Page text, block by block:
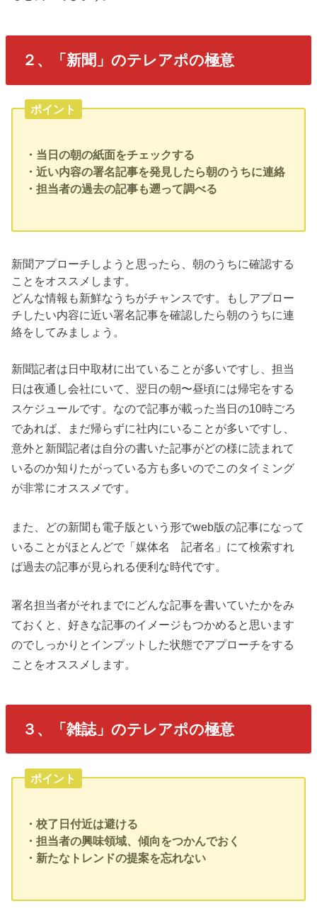
２、「新聞」のテレアポの極意
ポイント
・当日の朝の紙面をチェックする
・近い内容の署名記事を発見したら朝のうちに連絡
・担当者の過去の記事も遡って調べる
新聞アプローチしようと思ったら、朝のうちに確認する
ことをオススメします。
どんな情報も新鮮なうちがチャンスです。もしアプロー
チしたい内容に近い署名記事を確認したら朝のうちに連
絡をしてみましょう。
新聞記者は日中取材に出ていることが多いですし、担当
日は夜通し会社にいて、翌日の朝〜昼頃には帰宅をする
スケジュールです。なので記事が載った当日の10時ごろ
であれば、まだ帰らずに社内にいることが多いですし、
意外と新聞記者は自分の書いた記事がどの様に読まれて
いるのか知りたがっている方も多いのでこのタイミング
が非常にオススメです。
また、どの新聞も電子版という形でweb版の記事になって
いることがほとんどで「媒体名 記者名」にて検索すれ
ば過去の記事が見られる便利な時代です。
署名担当者がそれまでにどんな記事を書いていたかをみ
ておくと、好きな記事のイメージもつかめると思います
のでしっかりとインプットした状態でアプローチをする
ことをオススメします。
３、「雑誌」のテレアポの極意
ポイント
・校了日付近は避ける
・担当者の興味領域、傾向をつかんでおく
・新たなトレンドの提案を忘れない